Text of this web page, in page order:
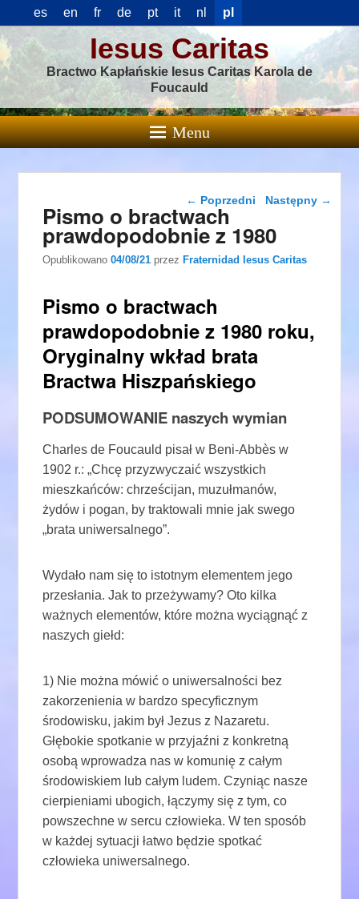
es en fr de pt it nl pl
Iesus Caritas
Bractwo Kapłańskie Iesus Caritas Karola de
Foucauld
Menu
Nawigacja wpisu
← Poprzedni Następny →
Pismo o bractwach
prawdopodobnie z 1980
Opublikowano04/08/21 przezFraternidad Iesus Caritas
Pismo o bractwach
prawdopodobnie z 1980 roku,
Oryginalny wkład brata
Bractwa Hiszpańskiego
PODSUMOWANIE naszych wymian
Charles de Foucauld pisał w Beni-Abbès w
1902 r.: „Chcę przyzwyczaić wszystkich
mieszkańców: chrześcijan, muzułmanów,
żydów i pogan, by traktowali mnie jak swego
„brata uniwersalnego”.
Wydało nam się to istotnym elementem jego
przesłania. Jak to przeżywamy? Oto kilka
ważnych elementów, które można wyciągnąć z
naszych giełd:
1) Nie można mówić o uniwersalności bez
zakorzenienia w bardzo specyficznym
środowisku, jakim był Jezus z Nazaretu.
Głębokie spotkanie w przyjaźni z konkretną
osobą wprowadza nas w komunię z całym
środowiskiem lub całym ludem. Czyniąc nasze
cierpieniami ubogich, łączymy się z tym, co
powszechne w sercu człowieka. W ten sposób
w każdej sytuacji łatwo będzie spotkać
człowieka uniwersalnego.